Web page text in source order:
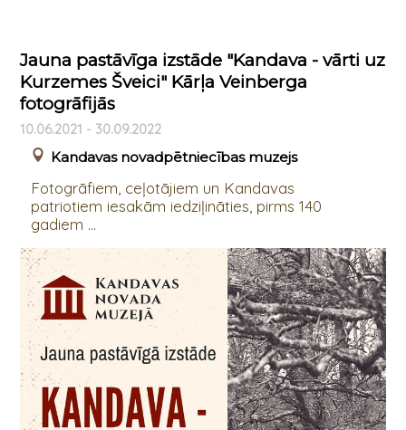
Jauna pastāvīga izstāde "Kandava - vārti uz
Kurzemes Šveici" Kārļa Veinberga
fotogrāfijās
10.06.2021 - 30.09.2022
Kandavas novadpētniecības muzejs
Fotogrāfiem, ceļotājiem un Kandavas
patriotiem iesakām iedziļināties, pirms 140
gadiem ...